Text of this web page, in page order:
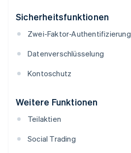
Sicherheitsfunktionen
Zwei-Faktor-Authentifizierung
Datenverschlüsselung
Kontoschutz
Weitere Funktionen
Teilaktien
Social Trading